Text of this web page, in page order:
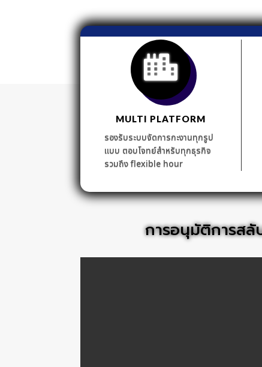
MULTI PLATFORM
รองรับระบบจัดการกะงานทุกรูป
แบบ ตอบโจทย์สำหรับทุกธุรกิจ
รวมถึง flexible hour
การอนุมัติการส